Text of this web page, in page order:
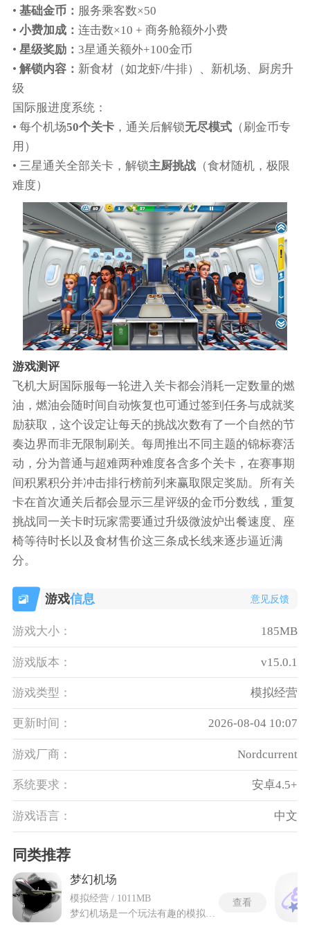
• 基础金币： 服务乘客数×50
• 小费加成： 连击数×10 + 商务舱额外小费
• 星级奖励： 3星通关额外+100金币
• 解锁内容： 新食材（如龙虾/牛排）、新机场、厨房升
级
国际服进度系统：
• 每个机场50个关卡，通关后解锁无尽模式（刷金币专
用）
• 三星通关全部关卡，解锁主厨挑战（食材随机，极限
难度）
游戏测评
飞机大厨国际服每一轮进入关卡都会消耗一定数量的燃
油，燃油会随时间自动恢复也可通过签到任务与成就奖
励获取，这个设定让每天的挑战次数有了一个自然的节
奏边界而非无限制刷关。每周推出不同主题的锦标赛活
动，分为普通与超难两种难度各含多个关卡，在赛事期
间积累积分并冲击排行榜前列来赢取限定奖励。所有关
卡在首次通关后都会显示三星评级的金币分数线，重复
挑战同一关卡时玩家需要通过升级微波炉出餐速度、座
椅等待时长以及食材售价这三条成长线来逐步逼近满
分。
游戏信息 意见反馈
游戏大小： 185MB
游戏版本： v15.0.1
游戏类型： 模拟经营
更新时间： 2026-08-04 10:07
游戏厂商： Nordcurrent
系统要求： 安卓4.5+
游戏语言： 中文
同类推荐
梦幻机场
模拟经营 / 1011MB
查看